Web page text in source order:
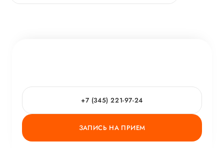
клиники, так как наблюдаемся в "Мать и дитя", и
записи, без задержек.
+7 (345) 221-97-24
ЗАПИСЬ НА ПРИЕМ